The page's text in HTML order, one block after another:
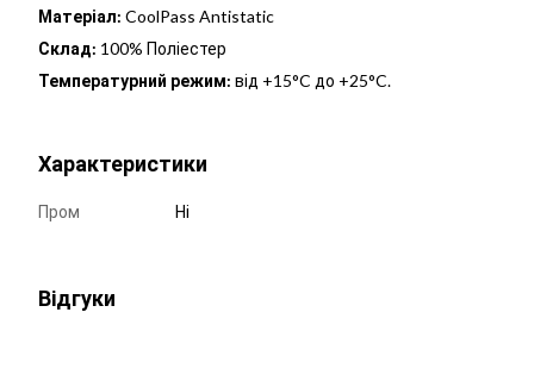
Матеріал: CoolPass Antistatic
Склад: 100% Поліестер
Температурний режим: від +15°C до +25°C.
Характеристики
Пром Ні
Відгуки